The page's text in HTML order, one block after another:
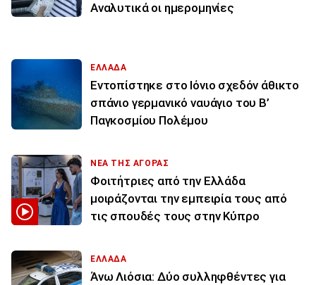
Αναλυτικά οι ημερομηνίες
ΕΛΛΑΔΑ
Εντοπίστηκε στο Ιόνιο σχεδόν άθικτο
σπάνιο γερμανικό ναυάγιο του Β’
Παγκοσμίου Πολέμου
ΝΕΑ ΤΗΣ ΑΓΟΡΑΣ
Φοιτήτριες από την Ελλάδα
μοιράζονται την εμπειρία τους από
τις σπουδές τους στην Κύπρο
ΕΛΛΑΔΑ
Άνω Λιόσια: Δύο συλληφθέντες για